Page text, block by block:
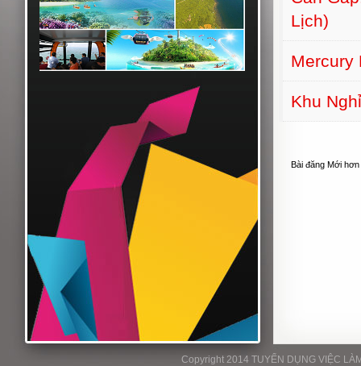
Lịch)
Mercury
Khu
Bài đăng Mới hơn
Copyright 2014 TUYỂN DỤNG VIỆC